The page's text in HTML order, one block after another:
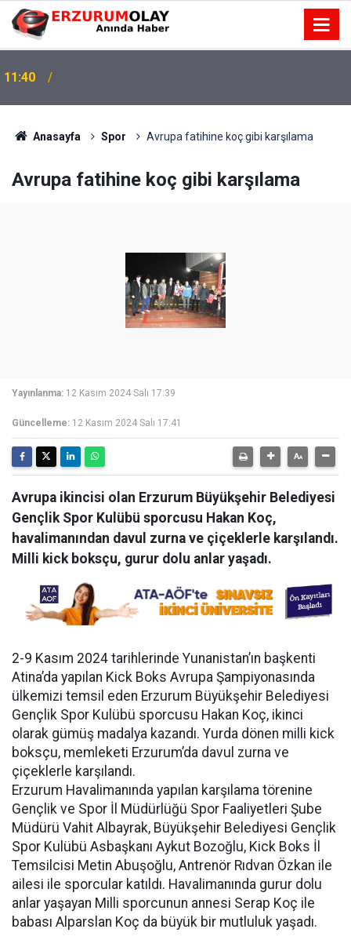
11:40
Anasayfa Spor Avrupa fatihine koç gibi karşılama
Avrupa fatihine koç gibi karşılama
Yayınlanma: 12 Kasım 2024 Salı 17:39
Güncelleme: 12 Kasım 2024 Salı 17:41
Avrupa ikincisi olan Erzurum Büyükşehir Belediyesi
Gençlik Spor Kulübü sporcusu Hakan Koç,
havalimanından davul zurna ve çiçeklerle karşılandı.
Milli kick boksçu, gurur dolu anlar yaşadı.
2-9 Kasım 2024 tarihlerinde Yunanistan’ın başkenti
Atina’da yapılan Kick Boks Avrupa Şampiyonasında
ülkemizi temsil eden Erzurum Büyükşehir Belediyesi
Gençlik Spor Kulübü sporcusu Hakan Koç, ikinci
olarak gümüş madalya kazandı. Yurda dönen milli kick
boksçu, memleketi Erzurum’da davul zurna ve
çiçeklerle karşılandı.
Erzurum Havalimanında yapılan karşılama törenine
Gençlik ve Spor İl Müdürlüğü Spor Faaliyetleri Şube
Müdürü Vahit Albayrak, Büyükşehir Belediyesi Gençlik
Spor Kulübü Asbaşkanı Aykut Bozoğlu, Kick Boks İl
Temsilcisi Metin Abuşoğlu, Antrenör Rıdvan Özkan ile
ailesi ile sporcular katıldı. Havalimanında gurur dolu
anlar yaşayan Milli sporcunun annesi Serap Koç ile
babası Alparslan Koç da büyük bir mutluluk yaşadı.